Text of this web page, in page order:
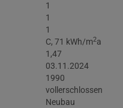
1
1
1
C, 71 kWh/m2a
1,47
03.11.2024
1990
vollerschlossen
Neubau